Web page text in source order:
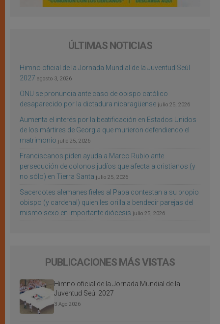
ÚLTIMAS NOTICIAS
Himno oficial de la Jornada Mundial de la Juventud Seúl
2027 agosto 3, 2026
ONU se pronuncia ante caso de obispo católico
desaparecido por la dictadura nicaragüense julio 25, 2026
Aumenta el interés por la beatificación en Estados Unidos
de los mártires de Georgia que murieron defendiendo el
matrimonio julio 25, 2026
Franciscanos piden ayuda a Marco Rubio ante
persecución de colonos judíos que afecta a cristianos (y
no sólo) en Tierra Santa julio 25, 2026
Sacerdotes alemanes fieles al Papa contestan a su propio
obispo (y cardenal) quien les orilla a bendecir parejas del
mismo sexo en importante diócesis julio 25, 2026
PUBLICACIONES MÁS VISTAS
Himno oficial de la Jornada Mundial de la
Juventud Seúl 2027
3 Ago 2026